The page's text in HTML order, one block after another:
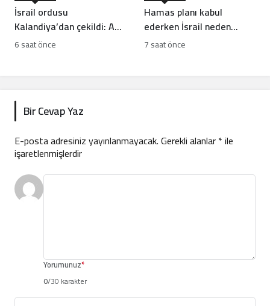
İsrail ordusu
Kalandiya’dan çekildi: Ağır
yıkım ve toplu gözaltı
6 saat önce
Hamas planı kabul
ederken İsrail neden
Gazze anlaşmasını
7 saat önce
Bir Cevap Yaz
E-posta adresiniz yayınlanmayacak.Gerekli alanlar*ile
işaretlenmişlerdir
Yorumunuz*
0/30 karakter